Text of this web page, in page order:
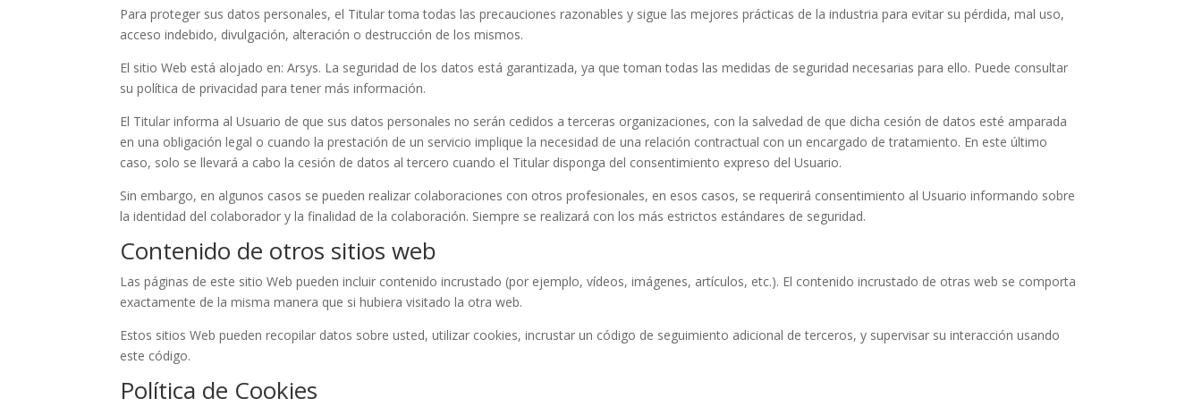
Para proteger sus datos personales, el Titular toma todas las precauciones razonables y sigue las mejores prácticas de la industria para evitar su pérdida, mal uso,
acceso indebido, divulgación, alteración o destrucción de los mismos.
El sitio Web está alojado en: Arsys. La seguridad de los datos está garantizada, ya que toman todas las medidas de seguridad necesarias para ello. Puede consultar
su política de privacidad para tener más información.
El Titular informa al Usuario de que sus datos personales no serán cedidos a terceras organizaciones, con la salvedad de que dicha cesión de datos esté amparada
en una obligación legal o cuando la prestación de un servicio implique la necesidad de una relación contractual con un encargado de tratamiento. En este último
caso, solo se llevará a cabo la cesión de datos al tercero cuando el Titular disponga del consentimiento expreso del Usuario.
Sin embargo, en algunos casos se pueden realizar colaboraciones con otros profesionales, en esos casos, se requerirá consentimiento al Usuario informando sobre
la identidad del colaborador y la finalidad de la colaboración. Siempre se realizará con los más estrictos estándares de seguridad.
Contenido de otros sitios web
Las páginas de este sitio Web pueden incluir contenido incrustado (por ejemplo, vídeos, imágenes, artículos, etc.). El contenido incrustado de otras web se comporta
exactamente de la misma manera que si hubiera visitado la otra web.
Estos sitios Web pueden recopilar datos sobre usted, utilizar cookies, incrustar un código de seguimiento adicional de terceros, y supervisar su interacción usando
este código.
Política de Cookies